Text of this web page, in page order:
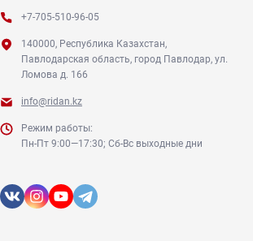
+7-705-510-96-05
140000, Республика Казахстан,
Павлодарская область, город Павлодар, ул.
Ломова д. 166
info@ridan.kz
Режим работы:
Пн-Пт 9:00—17:30; Сб-Вс выходные дни